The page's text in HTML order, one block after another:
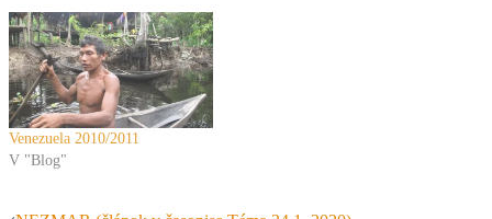
Venezuela 2010/2011
V "Blog"